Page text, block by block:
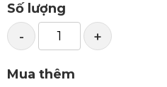
Số lượng
- +
Mua thêm